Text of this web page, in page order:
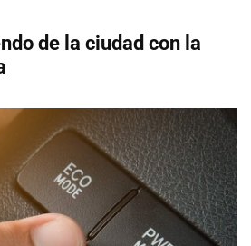
de la ciudad con la